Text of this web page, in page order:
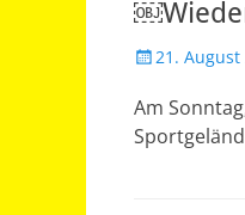
Veröffentlicht
21. August
Am